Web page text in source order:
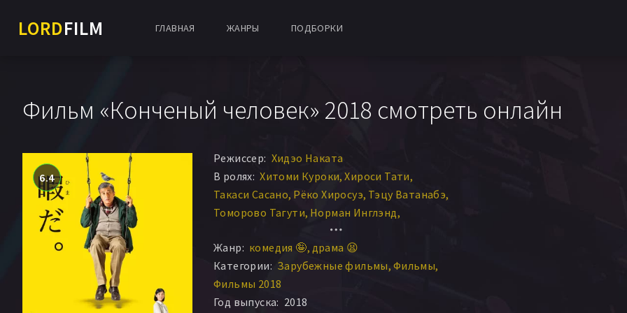
LORDFILM ГЛАВНАЯ ЖАНРЫ ПОДБОРКИ
Фильм «Конченый человек» 2018 смотреть онлайн
6.4
Режиссер: Хидэо Наката
В ролях: Хитоми Куроки Хироси Тати
Такаси Сасано Рёко Хиросуэ Тэцу Ватанабэ
Томорово Тагути Норман Инглэнд
Томоко Хаякава
Ёити Нукумидзу Канэко Ивасаки
Цубаса Имаи
Жанр: комедия 🤪 драма 😫
Категории: Зарубежные фильмы Фильмы
Фильмы 2018
Год выпуска: 2018